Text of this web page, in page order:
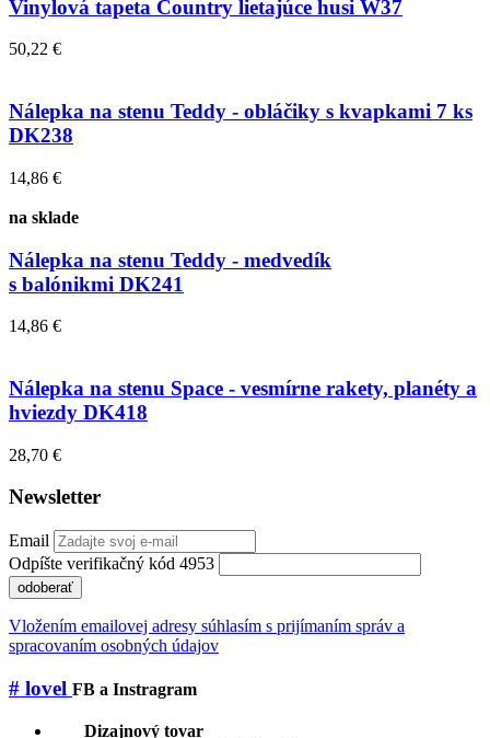
Vinylová tapeta Country lietajúce husi W37
50,22 €
Nálepka na stenu Teddy - obláčiky s kvapkami 7 ks
DK238
14,86 €
na sklade
Nálepka na stenu Teddy - medvedík
s balónikmi DK241
14,86 €
Nálepka na stenu Space - vesmírne rakety, planéty a
hviezdy DK418
28,70 €
Newsletter
Email
Odpíšte verifikačný kód 4953
odoberať
Vložením emailovej adresy súhlasím s prijímaním správ a
spracovaním osobných údajov
# lovel FB a Instragram
Dizajnový tovar